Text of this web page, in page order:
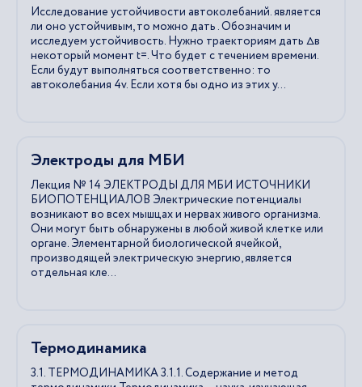
Исследование устойчивости автоколебаний. является
ли оно устойчивым, то можно дать . Обозначим и
исследуем устойчивость. Нужно траекториям дать ∆в
некоторый момент t=. Что будет с течением времени.
Если будут выполняться соответственно: то
автоколебания 4v. Если хотя бы одно из этих у...
Электроды для МБИ
Лекция № 14 ЭЛЕКТРОДЫ ДЛЯ МБИ ИСТОЧНИКИ
БИОПОТЕНЦИАЛОВ Электрические потенциалы
возникают во всех мышцах и нервах живого организма.
Они могут быть обнаружены в любой живой клетке или
органе. Элементарной биологической ячейкой,
производящей электрическую энергию, является
отдельная кле...
Термодинамика
3.1. ТЕРМОДИНАМИКА 3.1.1. Содержание и метод